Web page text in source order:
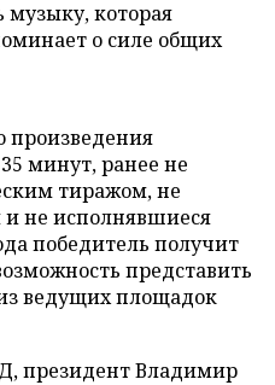
музыку, которая
о силе общих
произведения
минут, ранее не
тиражом, не
и не исполнявшиеся
победитель получит
представить
ведущих площадок
президент Владимир